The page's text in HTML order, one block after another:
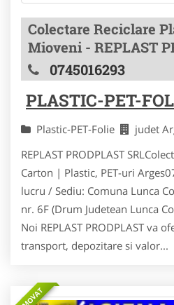
Colectare Reciclare
Mioveni - REPLAST
0745016293
PLASTIC-PET-
Plastic-PET-Folie judet
REPLAST PRODPLAST
Carton | Plastic, PET-uri
lucru / Sediu: Comuna Lunca
nr. 6F (Drum Judetean Lunca
Noi REPLAST PRODPLAST va
transport, depozitare si valor...